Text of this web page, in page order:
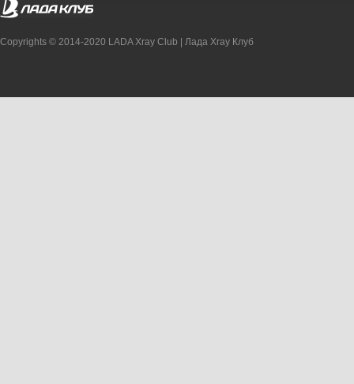
Copyrights © 2014-2020 LADA Xray Club | Лада Xray Клуб